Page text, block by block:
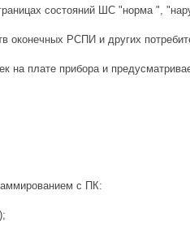
состояний ШС "норма ",
оконечных РСПИ и других
на плате прибора и
с ПК: